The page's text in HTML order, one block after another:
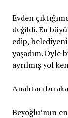
Evden
değildi. En
edip,
yaşadım. Öyle
ayrılmış yol
Anahtarı
Beyoğlu’nun